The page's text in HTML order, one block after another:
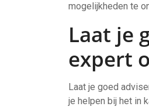
mogelijkheden te
Laat je
expert
Laat je goed
je helpen bij het in